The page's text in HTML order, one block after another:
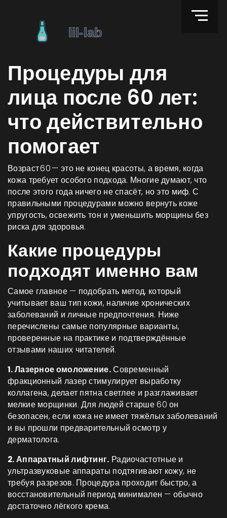
Процедуры для
лица после 60 лет:
что действительно
помогает
Возраст 60 — это не конец красоты, а время, когда
кожа требует особого подхода. Многие думают, что
после этого года ничего не спасёт, но это миф. С
правильными процедурами можно вернуть коже
упругость, освежить тон и уменьшить морщины без
риска для здоровья.
Какие процедуры
подходят именно вам
Самое главное — подобрать метод, который
учитывает ваш тип кожи, наличие хронических
заболеваний и личные предпочтения. Ниже
перечислены самые популярные варианты,
проверенные на практике и подтверждённые
отзывами наших читателей.
1. Лазерное омоложение.Современный
фракционный лазер стимулирует выработку
коллагена, делает пятна светлее и разглаживает
мелкие морщинки. Для людей старше 60 он
безопасен, если кожа не имеет тяжёлых заболеваний
и вы прошли предварительный осмотр у
дерматолога.
2. Аппаратный лифтинг. Радиочастотные и
ультразвуковые аппараты подтягивают кожу, не
требуя разрезов. Процедура проходит быстро, а
восстановительный период минимален — обычно
достаточно лёгкого крема.